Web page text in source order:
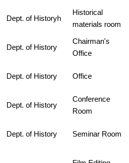
Dept. of Historyh
Historical
materials room
Dept. of History
Chairman's
Office
Dept. of History Office
Dept. of History
Conference
Room
Dept. of History Seminar Room